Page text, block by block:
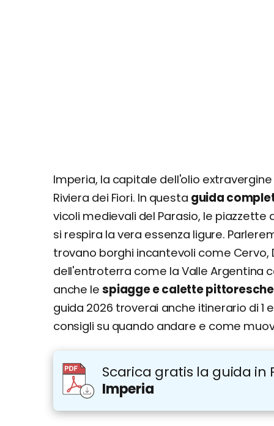
Dolceacqua
Apricale
Pigna
Triora
Bussana Vecchia
Diano Marina
Bordighera
Altre attrazioni da vedere ad Imperia
Itinerario di 1 giorno
Giorno 2
Giorno 3
Dove si trova e come arrivare
Imperia, la capitale dell'olio
Riviera dei Fiori. In questa guida
vicoli medievali del Parasio, le piazzette
si respira la vera essenza ligure.
trovano borghi incantevoli come Cervo,
dell'entroterra come la Valle Argentina
anche lespiagge e calette pittoresche
guida 2026 troverai anche itinerario di 1
consigli su quando andare e come
Scarica gratis la guida in
Imperia